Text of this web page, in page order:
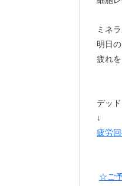
ミネ
明日
疲れ
デッ
↓
疲労
☆ご